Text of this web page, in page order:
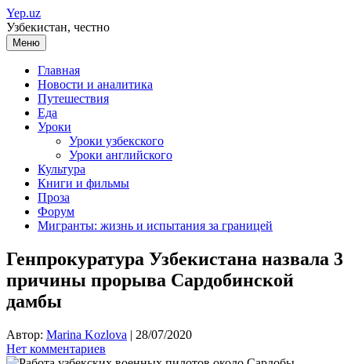
Перейти
к
содержимому
Yep.uz
Узбекистан, честно
Меню
Главная
Новости и аналитика
Путешествия
Еда
Уроки
Уроки узбекского
Уроки английского
Культура
Книги и фильмы
Проза
Форум
Мигранты: жизнь и испытания за границей
Генпрокуратура Узбекистана назвала 3
причины прорыва Сардобинской
дамбы
Автор: Marina Kozlova | 28/07/2020
Нет комментариев